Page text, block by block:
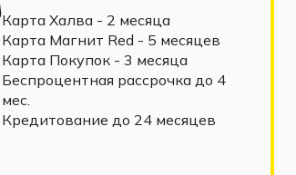
Карта Халва - 2 месяца
Карта Магнит Red - 5 месяцев
Карта Покупок - 3 месяца
Беспроцентная рассрочка до 4
мес.
Кредитование до 24 месяцев